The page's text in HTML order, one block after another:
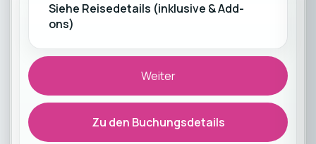
Siehe Reisedetails (inklusive & Add-
ons)
Weiter
Zu den Buchungsdetails